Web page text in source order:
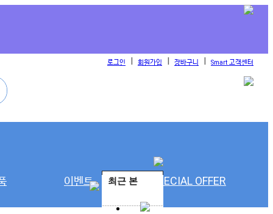
최근 본
로그인 l 회원가입 l 장바구니 l Smart 고객센터
이벤트 SPECIAL OFFER